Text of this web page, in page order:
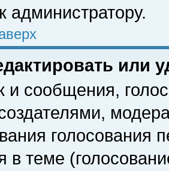
администратору.
или
и сообщения,
голосования
в теме